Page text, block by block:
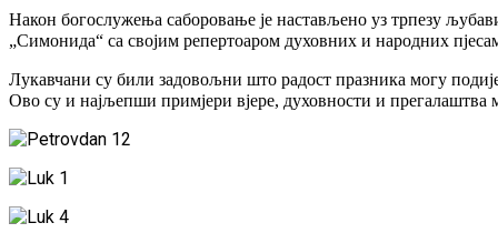
Након богослужења саборовање је настављено уз трпезу
„Симонида“ са својим репертоаром духовних и народних
Лукавчани су били задовољни што радост празника могу
Ово су и најљепши примјери вјере, духовности и прегалаштва